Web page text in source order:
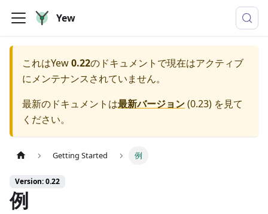
Yew
これはYew0.22のドキュメントで現在はアクティブ
にメンテナンスされていません。
最新のドキュメントは最新バージョン(0.23) を見て
ください。
Getting Started 例
Version: 0.22
例